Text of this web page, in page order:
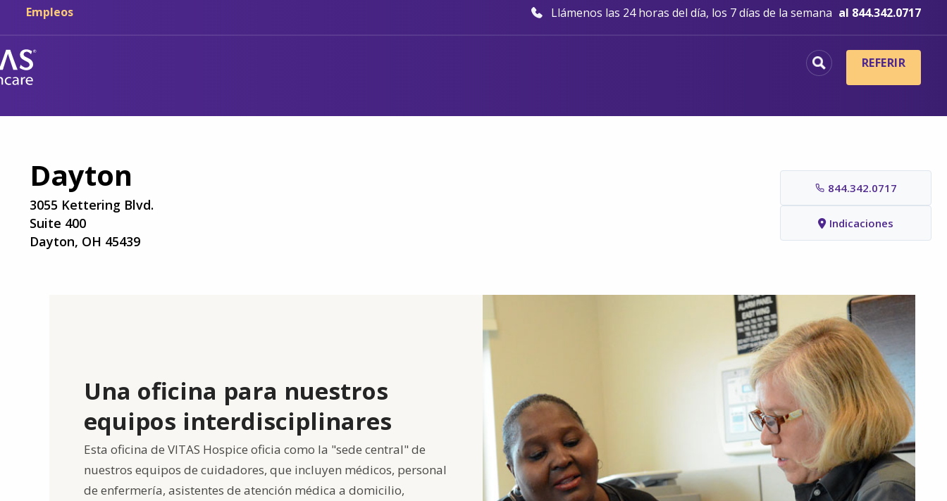
Ir al contenido principal
Ir a navegación
Empleos Llámenos las 24 horas del día, los 7 días de la semana al 844.342.0717
REFERIR
Dayton
3055 Kettering Blvd.
Suite 400
Dayton, OH 45439
844.342.0717
Indicaciones
Una oficina para nuestros
equipos interdisciplinares
Esta oficina de VITAS Hospice oficia como la "sede central" de
nuestros equipos de cuidadores, que incluyen médicos, personal
de enfermería, asistentes de atención médica a domicilio,